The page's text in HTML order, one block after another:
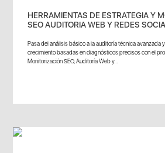
HERRAMIENTAS DE ESTRATEGIA Y
SEO AUDITORIA WEB Y REDES
Pasa del análisis básico a la auditoría técnica avanzada
crecimiento basadas en diagnósticos precisos con el
Monitorización SEO, Auditoría Web y...